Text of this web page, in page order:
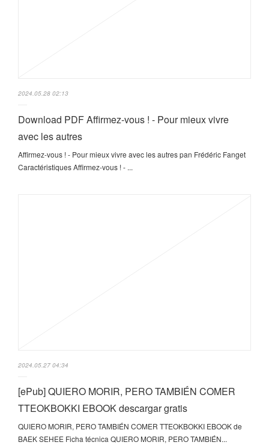
2024.05.28 02:13
Download PDF Affirmez-vous ! - Pour mieux vivre
avec les autres
Affirmez-vous ! - Pour mieux vivre avec les autres pan Frédéric Fanget
Caractéristiques Affirmez-vous ! - ...
2024.05.27 04:34
[ePub] QUIERO MORIR, PERO TAMBIÉN COMER
TTEOKBOKKI EBOOK descargar gratis
QUIERO MORIR, PERO TAMBIÉN COMER TTEOKBOKKI EBOOK de
BAEK SEHEE Ficha técnica QUIERO MORIR, PERO TAMBIÉN...